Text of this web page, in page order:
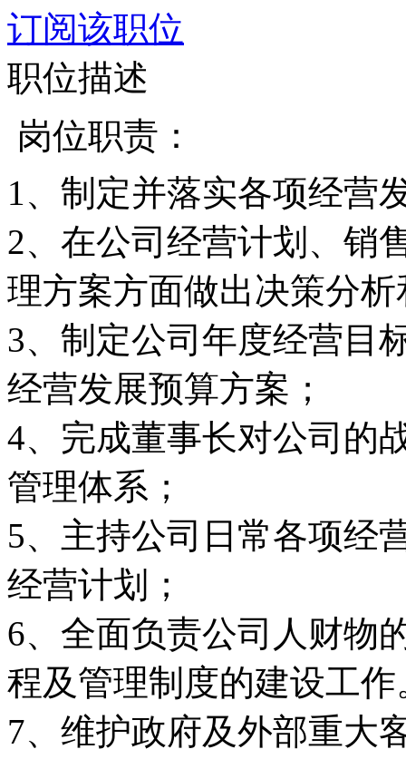
订阅该职位
职位描述
岗位职责：
1、制定并落实各项经营
2、在公司经营计划、销
理方案方面做出决策分
3、制定公司年度经营目
经营发展预算方案；
4、完成董事长对公司的
管理体系；
5、主持公司日常各项经
经营计划；
6、全面负责公司人财物
程及管理制度的建设工作
7、维护政府及外部重大